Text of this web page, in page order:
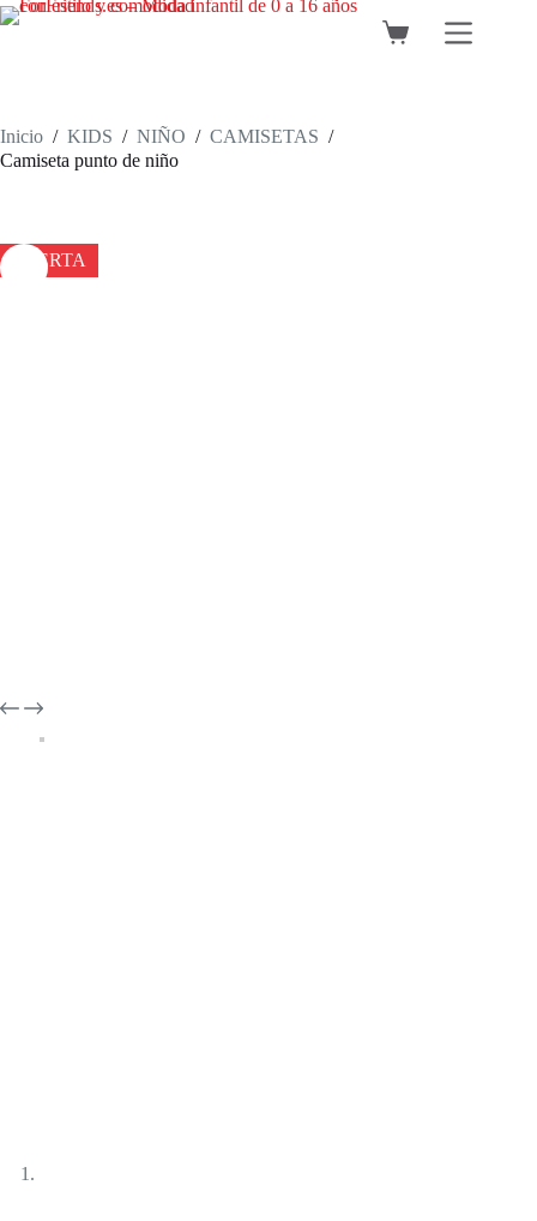
Saltar
al
Carro
Inicio / KIDS / NIÑO / CAMISETAS /
Camiseta punto de niño
OFERTA